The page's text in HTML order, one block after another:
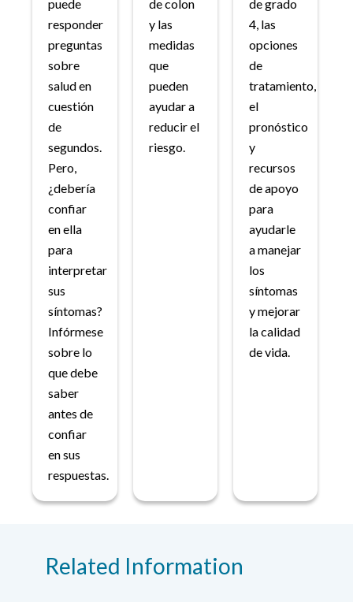
puede
responder
preguntas
sobre
salud en
cuestión
de
segundos.
Pero,
¿debería
confiar
en ella
para
interpretar
sus
síntomas?
Infórmese
sobre lo
que debe
saber
antes de
confiar
en sus
respuestas.
de colon
y las
medidas
que
pueden
ayudar a
reducir el
riesgo.
de grado
4, las
opciones
de
tratamiento,
el
pronóstico
y
recursos
de apoyo
para
ayudarle
a manejar
los
síntomas
y mejorar
la calidad
de vida.
Related Information